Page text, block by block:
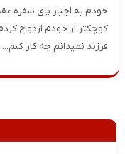
فرزند نمیدانم چه کار کنم....